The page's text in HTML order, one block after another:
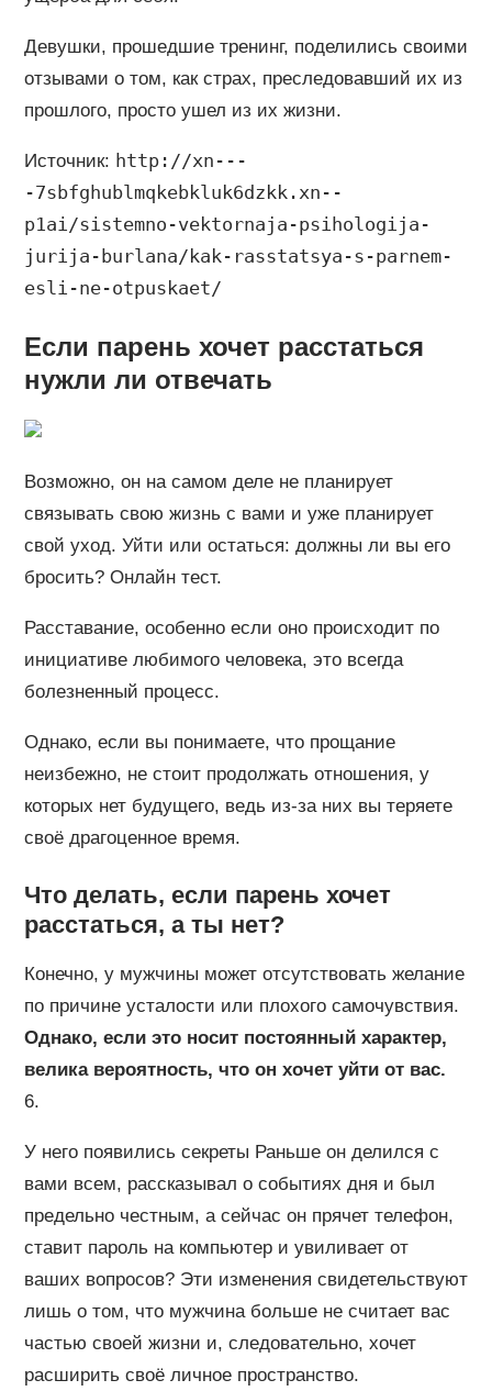
Девушки, прошедшие тренинг, поделились своими
отзывами о том, как страх, преследовавший их из
прошлого, просто ушел из их жизни.
Источник: http://xn---
-7sbfghublmqkebkluk6dzkk.xn--
p1ai/sistemno-vektornaja-psihologija-
jurija-burlana/kak-rasstatsya-s-parnem-
esli-ne-otpuskaet/
Если парень хочет расстаться
нужли ли отвечать
Возможно, он на самом деле не планирует
связывать свою жизнь с вами и уже планирует
свой уход. Уйти или остаться: должны ли вы его
бросить? Онлайн тест.
Расставание, особенно если оно происходит по
инициативе любимого человека, это всегда
болезненный процесс.
Однако, если вы понимаете, что прощание
неизбежно, не стоит продолжать отношения, у
которых нет будущего, ведь из-за них вы теряете
своё драгоценное время.
Что делать, если парень хочет
расстаться, а ты нет?
Конечно, у мужчины может отсутствовать желание
по причине усталости или плохого самочувствия.
Однако, если это носит постоянный характер,
велика вероятность, что он хочет уйти от вас.
6.
У него появились секреты Раньше он делился с
вами всем, рассказывал о событиях дня и был
предельно честным, а сейчас он прячет телефон,
ставит пароль на компьютер и увиливает от
ваших вопросов? Эти изменения свидетельствуют
лишь о том, что мужчина больше не считает вас
частью своей жизни и, следовательно, хочет
расширить своё личное пространство.